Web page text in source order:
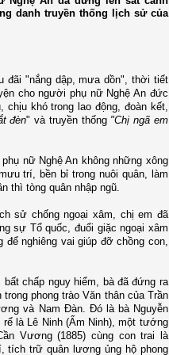
danh truyền thống lịch sử của
đãi "nắng dập, mưa dồn", thời tiết
cho người phụ nữ Nghệ An đức
khó trong lao động, đoàn kết,
đèn" và truyền thống "Chị ngã em
nữ Nghệ An không những xông
trí, bền bỉ trong nuôi quân, làm
thì tòng quân nhập ngũ.
sử chống ngoại xâm, chị em đã
sự Tổ quốc, đuổi giặc ngoại xâm
nghiêng vai giúp đỡ chồng con,
chấp nguy hiểm, bà đã đứng ra
phong trào Văn thân của Trần
và Nam Đàn. Đó là bà Nguyễn
là Lê Ninh (Ấm Ninh), một tướng
Vương (1885) cùng con trai là
tích trữ quân lương ủng hộ phong